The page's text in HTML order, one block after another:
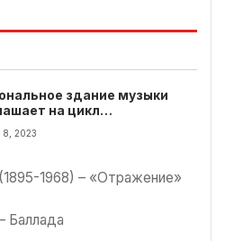
здание музыки
на цикл
концертов в честь
Бориса
8, 2023
1968) – «Отражение»
Баллада